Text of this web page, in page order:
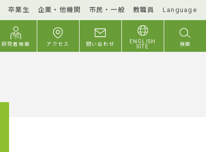
卒業生 企業・他機関 市民・一般 教職員 Language
研究者検索 アクセス 問い合わせ
ENGLISH
SITE
検索